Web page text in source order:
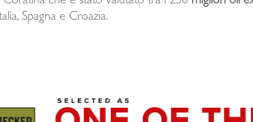
Spagna e Croazia.